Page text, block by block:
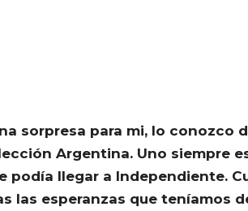
sorpresa para mi, lo conozco
Argentina. Uno siempre
podía llegar a Independiente.
las esperanzas que teníamos